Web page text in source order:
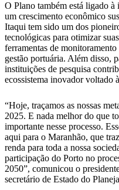
O Plano também está ligado
um crescimento econômico
Itaqui tem sido um dos
tecnológicas para otimizar
ferramentas de
gestão portuária. Além disso,
instituições de pesquisa
ecossistema inovador voltado
“Hoje, traçamos as nossas
2025. E nada melhor do que
importante nesse processo.
aqui para o Maranhão, que
renda para toda a nossa
participação do Porto no
2050”, comunicou o
secretário de Estado do